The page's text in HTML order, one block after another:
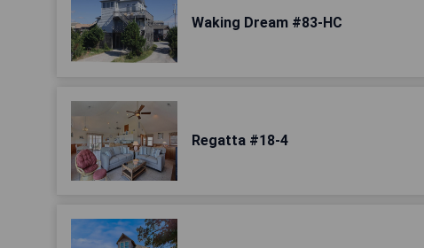
Waking Dream #83-HC
Regatta #18-4